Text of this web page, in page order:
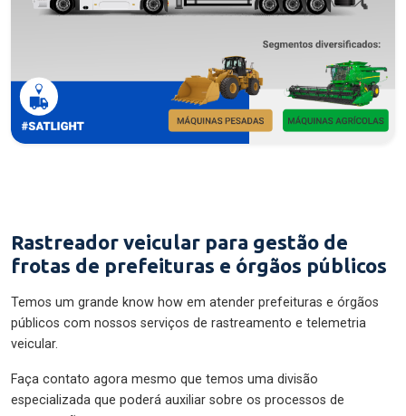
Rastreador veicular para gestão de
frotas de prefeituras e órgãos públicos
Temos um grande know how em atender prefeituras e órgãos
públicos com nossos serviços de rastreamento e telemetria
veicular.
Faça contato agora mesmo que temos uma divisão
especializada que poderá auxiliar sobre os processos de